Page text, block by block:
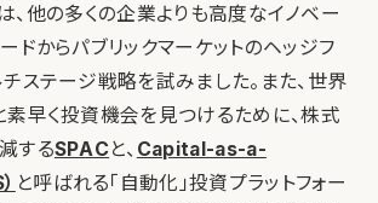
、他の多くの企業よりも高度なイノベー
ドからパブリックマーケットのヘッジフ
チステージ戦略を試みました。また、世界
素早く投資機会を見つけるために、株式
するSPACと、 Capital-as-a-
と呼ばれる「自動化」投資プラットフォー